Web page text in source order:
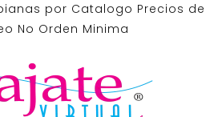
por Catalogo Precios de
No Orden Minima